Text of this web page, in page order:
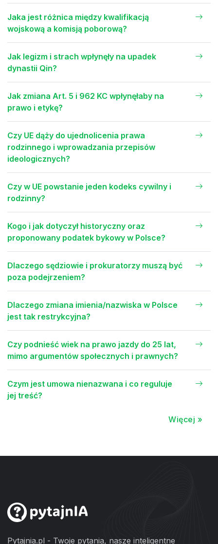
Jaka jest różnica między kwalifikacją
wojskową a komisją poborową?
Jak legizm i strach wpłynęły na upadek
dynastii Qin?
Jak zmiana Art. 5 i 962 KC wpłynęłaby na
prawo i etykę?
Czy UE dąży do ujednolicenia prawa
rodzinnego i wprowadzania przepisów
ideologicznych?
Czy w UE powstanie jeden kodeks cywilny i
rodzinny?
Kogo i jak dotyczył historyczny oraz
proponowany podatek bykowy w Polsce?
Dlaczego sędziowie i prokuratorzy muszą być
poza podejrzeniem?
Dlaczego zmiana imienia/nazwiska w Polsce
jest tak restrykcyjna?
Czy podnieść wiek na prawo jazdy do 25 lat,
mimo argumentów społecznych i prawnych?
Czym jest umowa nienazwana i co reguluje
jej treść?
Więcej »
Pytajnia.pl - Twoje pytania, nasze inteligentne